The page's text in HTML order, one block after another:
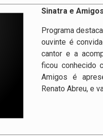
Sinatra e
Programa
ouvinte é
cantor e a
ficou conhecido
Amigos é
Renato Abreu, e